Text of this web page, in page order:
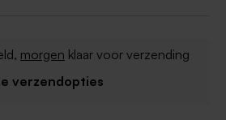
morgen klaar voor verzending
verzendopties